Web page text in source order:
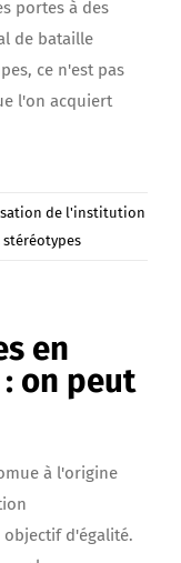
portes à des
de bataille
ce n'est pas
l'on acquiert
de l'institution
stéréotypes
en
on peut
à l'origine
d'égalité.